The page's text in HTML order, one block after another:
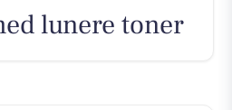
lunere toner